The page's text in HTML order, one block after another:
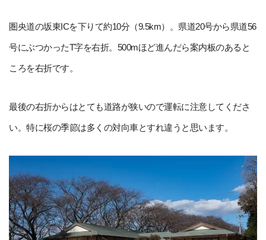
圏央道の坂東ICを下りて約10分（9.5km）。県道20号から県道56
号にぶつかったT字を右折。500mほど進んだら案内板のあると
ころを右折です。
最後の右折からはとても道路が狭いので運転に注意してくださ
い。特に桜の季節は多くの対向車とすれ違うと思います。